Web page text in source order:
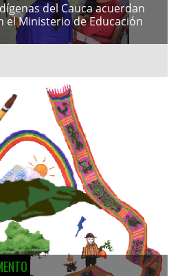
del Cauca acuerdan
el Ministerio de Educación